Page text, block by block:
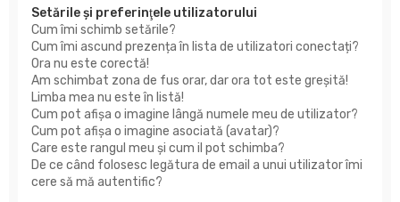
Setările şi preferinţele utilizatorului
Cum îmi schimb setările?
Cum îmi ascund prezența în lista de utilizatori conectați?
Ora nu este corectă!
Am schimbat zona de fus orar, dar ora tot este greşită!
Limba mea nu este în listă!
Cum pot afişa o imagine lângă numele meu de utilizator?
Cum pot afișa o imagine asociată (avatar)?
Care este rangul meu şi cum il pot schimba?
De ce când folosesc legătura de email a unui utilizator îmi
cere să mă autentific?